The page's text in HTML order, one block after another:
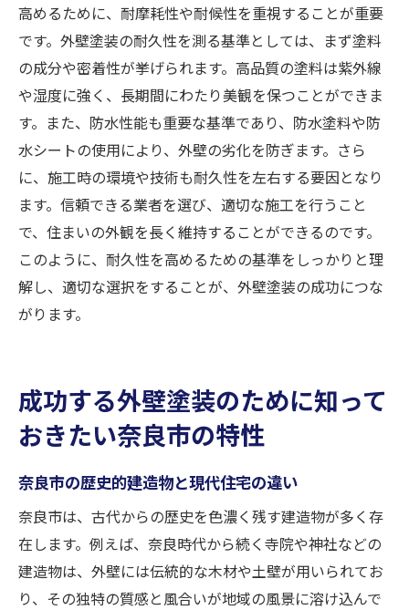
高めるために、耐摩耗性や耐候性を重視することが重要
です。外壁塗装の耐久性を測る基準としては、まず塗料
の成分や密着性が挙げられます。高品質の塗料は紫外線
や湿度に強く、長期間にわたり美観を保つことができま
す。また、防水性能も重要な基準であり、防水塗料や防
水シートの使用により、外壁の劣化を防ぎます。さら
に、施工時の環境や技術も耐久性を左右する要因となり
ます。信頼できる業者を選び、適切な施工を行うこと
で、住まいの外観を長く維持することができるのです。
このように、耐久性を高めるための基準をしっかりと理
解し、適切な選択をすることが、外壁塗装の成功につな
がります。
成功する外壁塗装のために知って
おきたい奈良市の特性
奈良市の歴史的建造物と現代住宅の違い
奈良市は、古代からの歴史を色濃く残す建造物が多く存
在します。例えば、奈良時代から続く寺院や神社などの
建造物は、外壁には伝統的な木材や土壁が用いられてお
り、その独特の質感と風合いが地域の風景に溶け込んで